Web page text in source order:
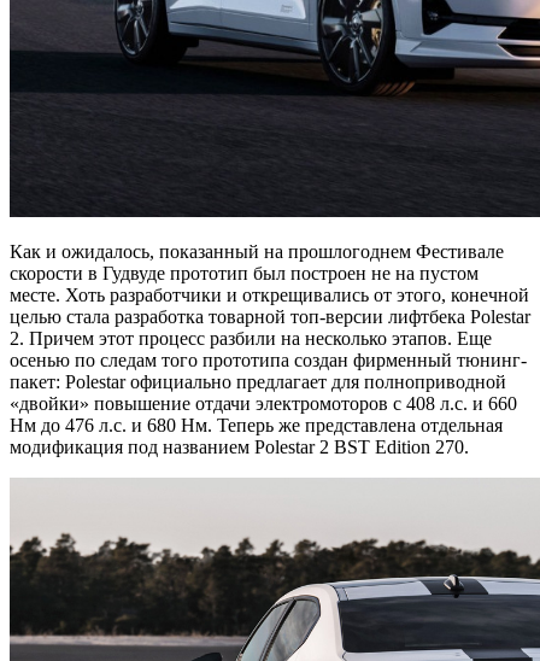
Как и ожидалось, показанный на прошлогоднем Фестивале
скорости в Гудвуде прототип был построен не на пустом
месте. Хоть разработчики и открещивались от этого, конечной
целью стала разработка товарной топ-версии лифтбека Polestar
2. Причем этот процесс разбили на несколько этапов. Еще
осенью по следам того прототипа создан фирменный тюнинг-
пакет: Polestar официально предлагает для полноприводной
«двойки» повышение отдачи электромоторов с 408 л.с. и 660
Нм до 476 л.с. и 680 Нм. Теперь же представлена отдельная
модификация под названием Polestar 2 BST Edition 270.